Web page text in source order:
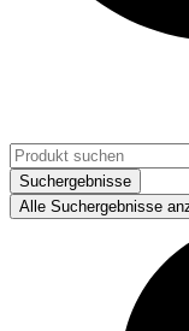
Suchergebnisse
Alle Suchergebnisse